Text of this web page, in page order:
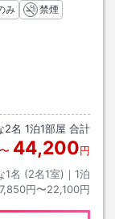
み
禁煙
2名 1泊1部屋 合計
〜 44,200円
1名 (2名1室)｜ 1泊
7,850円〜22,100円